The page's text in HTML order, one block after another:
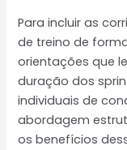
Para incluir as
de treino de
orientações que
duração dos
individuais de
abordagem
os benefícios